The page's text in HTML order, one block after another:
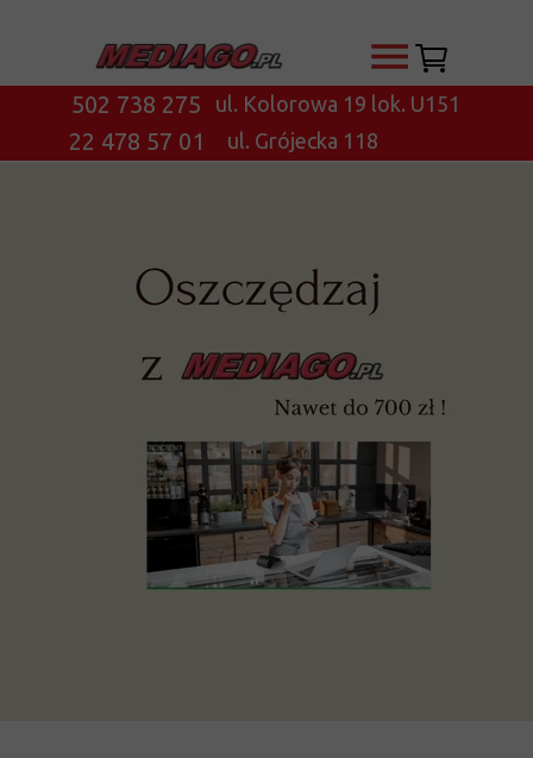
Oszczędzaj z Mediago!
ul. Grójecka 118
ul. Kolorowa 19 lok. U151
22 478 57 01
502 738 275